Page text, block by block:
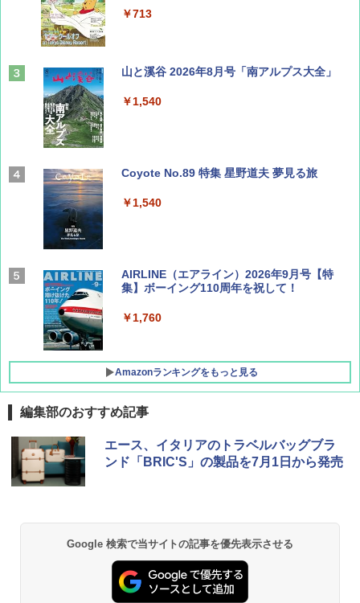
￥713
山と溪谷 2026年8月号「南アルプス大全」
￥1,540
Coyote No.89 特集 星野道夫 夢見る旅
￥1,540
AIRLINE（エアライン）2026年9月号【特
集】ボーイング110周年を祝して！
￥1,760
Amazonランキングをもっと見る
地球の歩き方 スター・ウォーズ
￥2,695
D40 地球の歩き方 チェンマイ タイ北部の魅
力的な町 2026～2027 地球の歩き方D アジア
￥2,079
[キャンパーズコレクション 山善] ポップアッ
プテント 傘みたいに広げて畳める パッとサ
ッとサンシェード キューブ フルクローズ メ
￥6,830
PYKES PEAK (パイクスピーク) 着替えテン
ト プライバシー テント 【中が透けない】 1
人用 折りたたみ 防災グッズ 災害用トイレ ビ
GRANDOOR ステンレス保冷剤 2個セット 2
026リニューアル 急速冷凍 空間倍増 衛生的
コンパクト 保冷力長持ち
DEWEL パラソル 大型 ビーチ アウトドアパ
防水 UVカット 4段階高さ調整 軽量 収納袋付
き
編集部のおすすめ記事
エース、イタリアのトラベルバッグブラ
ンド「BRIC'S」の製品を7月1日から発売
Google 検索で当サイトの記事を優先表示させる